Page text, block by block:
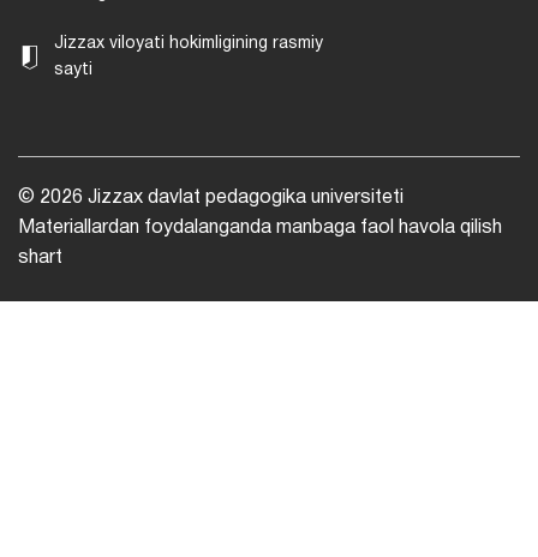
Jizzax viloyati hokimligining rasmiy
sayti
© 2026 Jizzax davlat pedagogika universiteti
Materiallardan foydalanganda manbaga faol havola qilish
shart